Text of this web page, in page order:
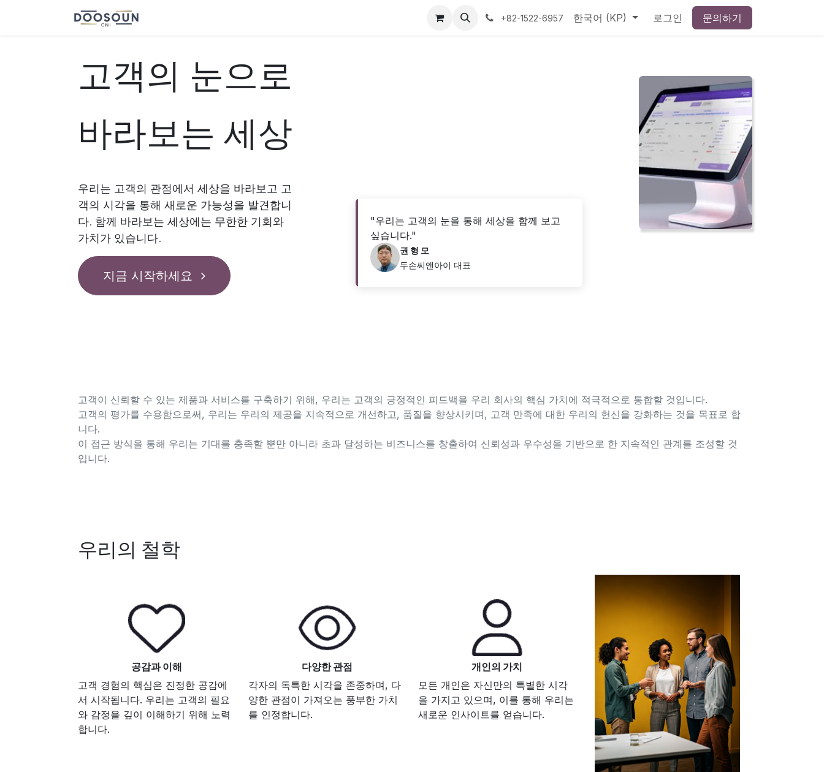
행사 +82-1522-6957 한국어 (KP) 로그인 문의하기
"우리는 고객의 눈을 통해 세상을 함께 보고
싶습니다."
권 형 모
두손씨앤아이 대표
고객의 눈으로
바라보는 세상
우리는 고객의 관점에서 세상을 바라보고 고
객의 시각을 통해 새로운 가능성을 발견합니
다. 함께 바라보는 세상에는 무한한 기회와
가치가 있습니다.
지금 시작하세요
고객이 신뢰할 수 있는 제품과 서비스를 구축하기 위해, 우리는 고객의 긍정적인 피드백을 우리 회사의 핵심 가치에 적극적으로 통합할 것입니다.
고객의 평가를 수용함으로써, 우리는 우리의 제공을 지속적으로 개선하고, 품질을 향상시키며, 고객 만족에 대한 우리의 헌신을 강화하는 것을 목표로 합
니다.
이 접근 방식을 통해 우리는 기대를 충족할 뿐만 아니라 초과 달성하는 비즈니스를 창출하여 신뢰성과 우수성을 기반으로 한 지속적인 관계를 조성할 것
입니다.
우리의 철학
공감과 이해
고객 경험의 핵심은 진정한 공감에
서 시작됩니다. 우리는 고객의 필요
와 감정을 깊이 이해하기 위해 노력
합니다.
다양한 관점
각자의 독특한 시각을 존중하며, 다
양한 관점이 가져오는 풍부한 가치
를 인정합니다.
개인의 가치
모든 개인은 자신만의 특별한 시각
을 가지고 있으며, 이를 통해 우리는
새로운 인사이트를 얻습니다.